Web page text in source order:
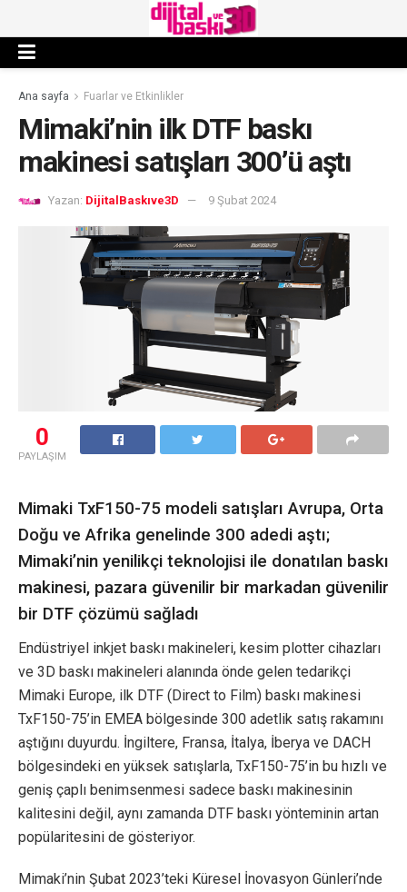
Ana sayfa Fuarlar ve Etkinlikler
Mimaki’nin ilk DTF baskı
makinesi satışları 300’ü aştı
Yazan: DijitalBaskıve3D 9 Şubat 2024
0
PAYLAŞIM
Mimaki TxF150-75 modeli satışları Avrupa, Orta
Doğu ve Afrika genelinde 300 adedi aştı;
Mimaki’nin yenilikçi teknolojisi ile donatılan baskı
makinesi, pazara güvenilir bir markadan güvenilir
bir DTF çözümü sağladı
Endüstriyel inkjet baskı makineleri, kesim plotter cihazları
ve 3D baskı makineleri alanında önde gelen tedarikçi
Mimaki Europe, ilk DTF (Direct to Film) baskı makinesi
TxF150-75’in EMEA bölgesinde 300 adetlik satış rakamını
aştığını duyurdu. İngiltere, Fransa, İtalya, İberya ve DACH
bölgesindeki en yüksek satışlarla, TxF150-75’in bu hızlı ve
geniş çaplı benimsenmesi sadece baskı makinesinin
kalitesini değil, aynı zamanda DTF baskı yönteminin artan
popülaritesini de gösteriyor.
Mimaki’nin Şubat 2023’teki Küresel İnovasyon Günleri’nde